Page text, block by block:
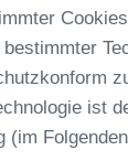
ist
(im